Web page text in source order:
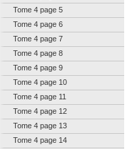
Tome 4 page 5
Tome 4 page 6
Tome 4 page 7
Tome 4 page 8
Tome 4 page 9
Tome 4 page 10
Tome 4 page 11
Tome 4 page 12
Tome 4 page 13
Tome 4 page 14